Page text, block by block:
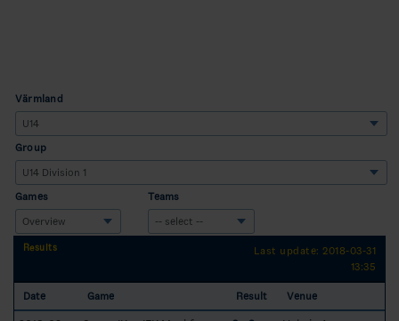
Värmland
Group
Games Teams
Results
Last update: 2018-03-31
13:35
Date Game Result Venue